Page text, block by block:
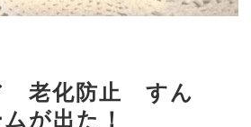
老化防止 すん
が出た！